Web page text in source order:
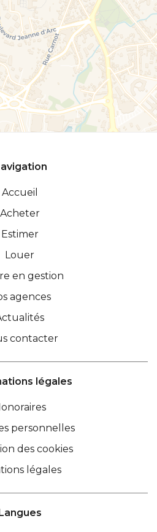
Accueil
Acheter
Estimer
Louer
en gestion
agences
contacter
légales
personnelles
des cookies
légales